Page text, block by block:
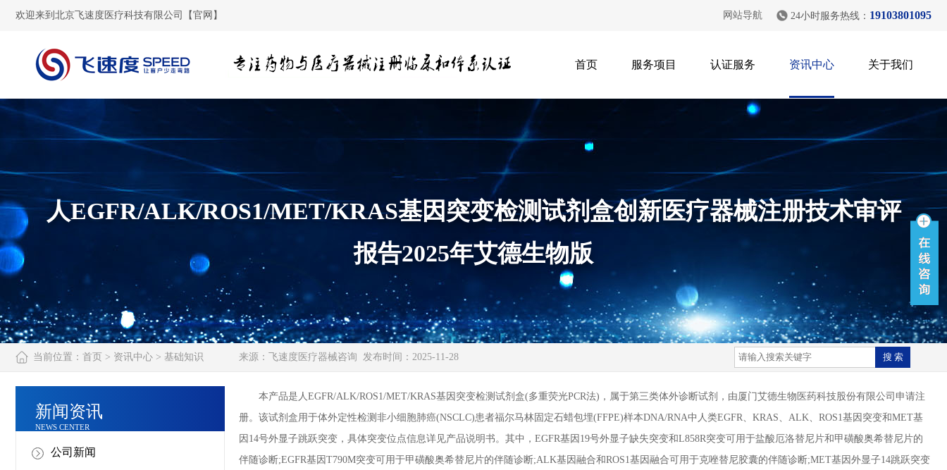
网站导航 24小时服务热线： 19103801095
欢迎来到北京飞速度医疗科技有限公司【官网】
首页 服务项目 认证服务 资讯中心 关于我们
人EGFR/ALK/ROS1/MET/KRAS基因突变检测试剂盒创新医疗器械注册技术审评
报告2025年艾德生物版
当前位置： 首页 > 资讯中心 > 基础知识 来源： 飞速度医疗器械咨询 发布时间：2025-11-28
新闻资讯
NEWS CENTER
公司新闻
本产品是人EGFR/ALK/ROS1/MET/KRAS基因突变检测试剂盒(多重荧光PCR法)，属于第三类体外诊断试剂，由厦门艾德生物医药科技股份有限公司申请注
册。该试剂盒用于体外定性检测非小细胞肺癌(NSCLC)患者福尔马林固定石蜡包埋(FFPE)样本DNA/RNA中人类EGFR、KRAS、ALK、ROS1基因突变和MET基
因14号外显子跳跃突变，具体突变位点信息详见产品说明书。其中，EGFR基因19号外显子缺失突变和L858R突变可用于盐酸厄洛替尼片和甲磺酸奥希替尼片的
伴随诊断;EGFR基因T790M突变可用于甲磺酸奥希替尼片的伴随诊断;ALK基因融合和ROS1基因融合可用于克唑替尼胶囊的伴随诊断;MET基因外显子14跳跃突变